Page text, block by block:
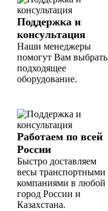
Поддержка и
консультация
Наши менеджеры
помогут Вам выбрать
подходящее
оборудование.
Работаем по всей
России
Быстро доставляем
весы транспортными
компаниями в любой
город России и
Казахстана.